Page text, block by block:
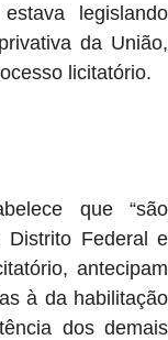
legislando
da União,
licitatório.
que “são
Distrito Federal e
antecipam
à da habilitação
dos demais